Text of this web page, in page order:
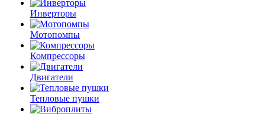
Инверторы
Мотопомпы
Компрессоры
Двигатели
Тепловые пушки